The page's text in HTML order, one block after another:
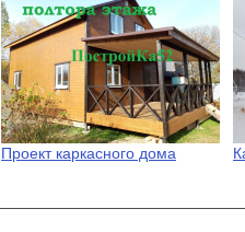
Проект каркасного дома